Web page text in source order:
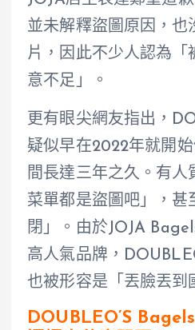
並未解釋盜圖原因，也
片，因此不少人認為「
意不足」。
更有眼尖網友指出，
疑似早在2022年就開
間長達三年之久。有人
菜單都是盜圖吧」，甚
閉」。由於JOJA
高人氣品牌，
也被形容是「丟臉丟到
DOUBLEO’S